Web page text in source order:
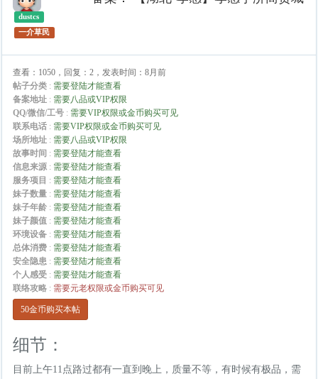
dustcs
一介草民
查看：1050，回复：2，发表时间：8月前
帖子分类 : 需要登陆才能查看
备案地址 : 需要八品或VIP权限
QQ/微信/工号 : 需要VIP权限或金币购买可见
联系电话 : 需要VIP权限或金币购买可见
场所地址 : 需要八品或VIP权限
故事时间 : 需要登陆才能查看
信息来源 : 需要登陆才能查看
服务项目 : 需要登陆才能查看
妹子数量 : 需要登陆才能查看
妹子年龄 : 需要登陆才能查看
妹子颜值 : 需要登陆才能查看
环境设备 : 需要登陆才能查看
总体消费 : 需要登陆才能查看
安全隐患 : 需要登陆才能查看
个人感受 : 需要登陆才能查看
联络攻略 : 需要元老权限或金币购买可见
50金币购买本帖
细节：
目前上午11点路过都有一直到晚上，质量不等，有时候有极品，需